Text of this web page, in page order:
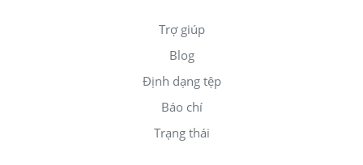
Trợ giúp
Blog
Định dạng tệp
Báo chí
Trạng thái